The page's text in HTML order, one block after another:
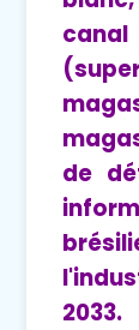
de
2033.